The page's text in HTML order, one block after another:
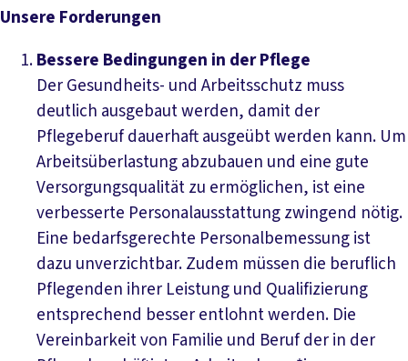
Unsere Forderungen
Bessere Bedingungen in der Pflege
Der Gesundheits- und Arbeitsschutz muss
deutlich ausgebaut werden, damit der
Pflegeberuf dauerhaft ausgeübt werden kann. Um
Arbeitsüberlastung abzubauen und eine gute
Versorgungsqualität zu ermöglichen, ist eine
verbesserte Personalausstattung zwingend nötig.
Eine bedarfsgerechte Personalbemessung ist
dazu unverzichtbar. Zudem müssen die beruflich
Pflegenden ihrer Leistung und Qualifizierung
entsprechend besser entlohnt werden. Die
Vereinbarkeit von Familie und Beruf der in der